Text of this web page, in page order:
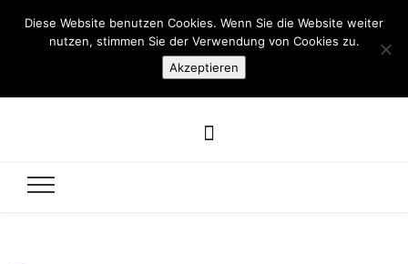
Hazamelistan
Diese Website benutzen Cookies. Wenn Sie die Website weiter
nutzen, stimmen Sie der Verwendung von Cookies zu.
Akzeptieren